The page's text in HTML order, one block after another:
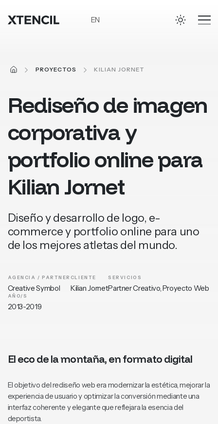
EN
INICIO PROYECTOS KILIAN JORNET
Rediseñode imagen
corporativay
portfolioonlinepara
Kilian Jornet
Diseño y desarrollo de logo, e-
commerce y portfolio online para uno
de los mejores atletas del mundo.
AGENCIA / PARTNER
Creative Symbol
CLIENTE
Kilian Jornet
SERVICIOS
Partner Creativo, Proyecto Web
AÑO/S
2013-2019
El eco de la montaña, en formato digital
El objetivo del rediseño web era modernizar la estética, mejorar la
experiencia de usuario y optimizar la conversión mediante una
interfaz coherente y elegante que reflejara la esencia del
deportista.